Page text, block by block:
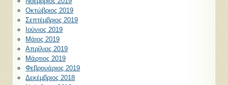
Οκτώβριος 2019
Σεπτέμβριος 2019
Ιούνιος 2019
Μάιος 2019
Απρίλιος 2019
Μάρτιος 2019
Φεβρουάριος 2019
Δεκέμβριος 2018